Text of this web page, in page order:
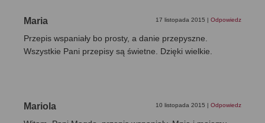
Maria 17 listopada 2015 | Odpowiedz
Przepis wspaniały bo prosty, a danie przepyszne.
Wszystkie Pani przepisy są świetne. Dzięki wielkie.
Mariola 10 listopada 2015 | Odpowiedz